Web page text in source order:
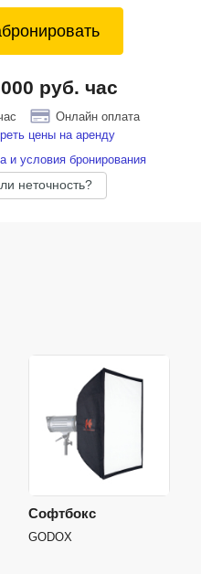
руб. час
Онлайн оплата
цены на аренду
и условия бронирования
неточность?
Софтбокс
GODOX